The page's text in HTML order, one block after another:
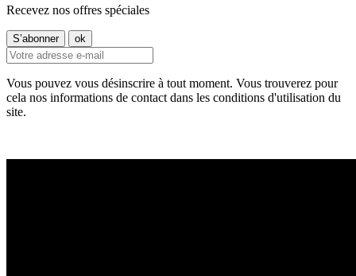
Recevez nos offres spéciales
Vous pouvez vous désinscrire à tout moment. Vous trouverez pour
cela nos informations de contact dans les conditions d'utilisation du
site.